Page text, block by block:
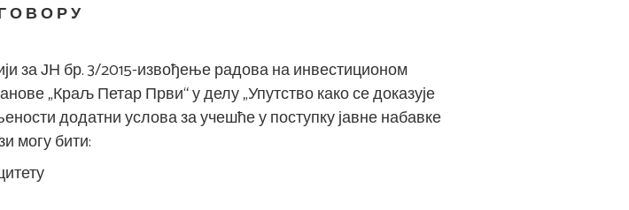
О В О РУ
за ЈН бр. 3/2015-извођење радова на инвестиционом
„Краљ Петар Први“ у делу „Упутство како се доказује
додатни услова за учешће у поступку јавне набавке
могу бити: